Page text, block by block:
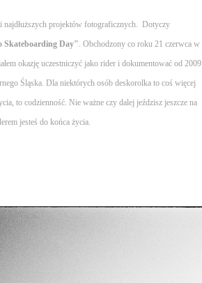
najdłuższych projektów fotograficznych. Dotyczy
Skateboarding Day". Obchodzony co roku 21 czerwca w
okazję uczestniczyć jako rider i dokumentować od 2009
Śląska. Dla niektórych osób deskorolka to coś więcej
to codzienność. Nie ważne czy dalej jeździsz jeszcze na
jesteś do końca życia.